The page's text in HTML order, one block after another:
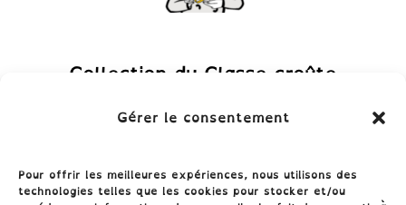
Gérer le consentement
Pour offrir les meilleures expériences, nous utilisons des
technologies telles que les cookies pour stocker et/ou
Collection du Classe-croûte